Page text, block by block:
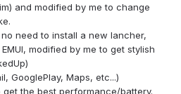
and modified by me to change
need to install a new lancher,
modified by me to get stylish
GooglePlay, Maps, etc...)
get the best performance/battery.